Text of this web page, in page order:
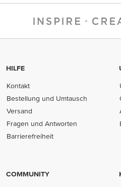
HILFE
Kontakt
Bestellung und Umtausch
Versand
Fragen und Antworten
Barrierefreiheit
COMMUNITY